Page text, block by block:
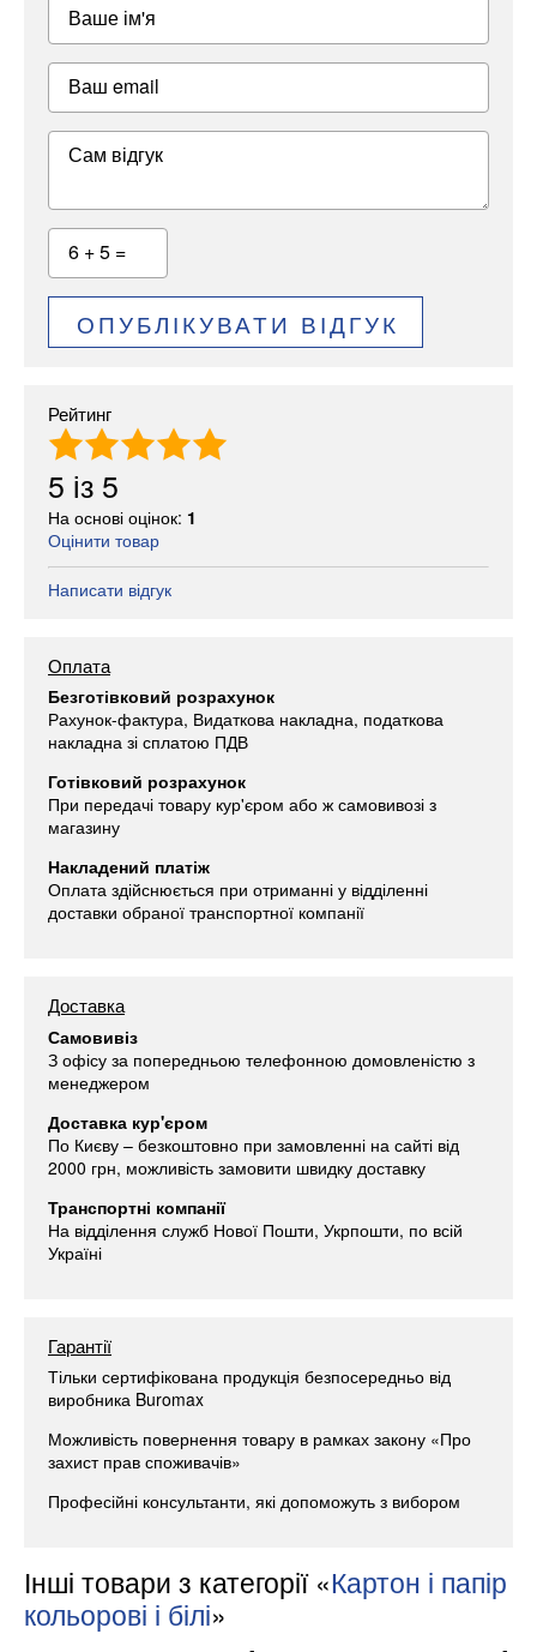
Ваше ім'я
Ваш email
Сам відгук
6 + 5 =
ОПУБЛІКУВАТИ ВІДГУК
Рейтинг
5 із 5
На основі оцінок: 1
Оцінити товар
Написати відгук
Оплата
Безготівковий розрахунок
Рахунок-фактура, Видаткова накладна, податкова
накладна зі сплатою ПДВ
Готівковий розрахунок
При передачі товару кур'єром або ж самовивозі з
магазину
Накладений платіж
Оплата здійснюється при отриманні у відділенні
доставки обраної транспортної компанії
Доставка
Самовивіз
З офісу за попередньою телефонною домовленістю з
менеджером
Доставка кур'єром
По Києву – безкоштовно при замовленні на сайті від
2000 грн, можливість замовити швидку доставку
Транспортні компанії
На відділення служб Нової Пошти, Укрпошти, по всій
Україні
Гарантії
Тільки сертифікована продукція безпосередньо від
виробника Buromax
Можливість повернення товару в рамках закону «Про
захист прав споживачів»
Професійні консультанти, які допоможуть з вибором
Інші товари з категорії «Картон і папір
кольорові і білі»